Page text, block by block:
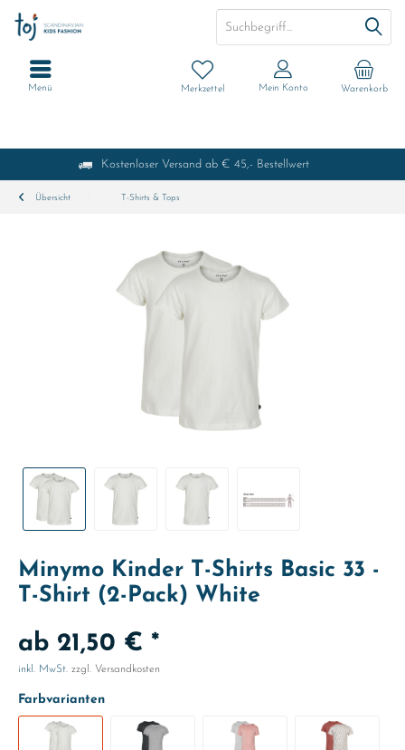
Kostenloser Versand ab € 45,- Bestellwert
Warenkorb
Merkzettel Mein Konto
Menü
Übersicht T-Shirts & Tops
Minymo Kinder T-Shirts Basic 33 -
T-Shirt (2-Pack) White
ab 21,50 € *
inkl. MwSt. zzgl. Versandkosten
Farbvarianten